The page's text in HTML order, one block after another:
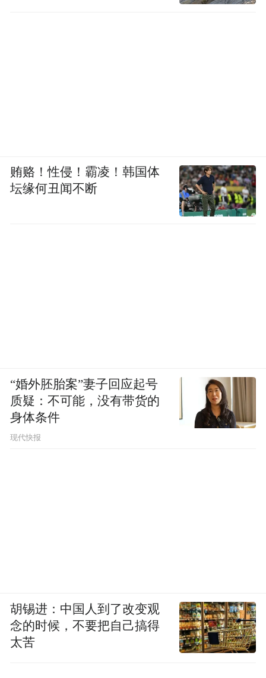
贿赂！性侵！霸凌！韩国体
坛缘何丑闻不断
“婚外胚胎案”妻子回应起号
质疑：不可能，没有带货的
身体条件
现代快报
胡锡进：中国人到了改变观
念的时候，不要把自己搞得
太苦